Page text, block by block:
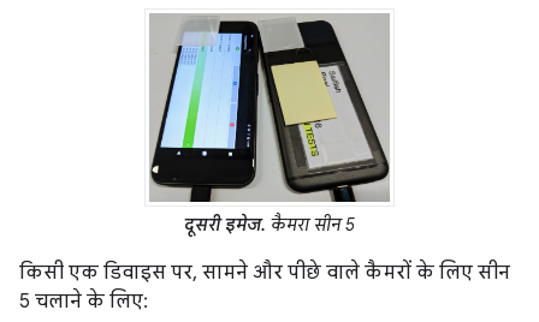
दूसरी इमेज. कैमरा सीन 5
किसी एक डिवाइस पर, सामने और पीछे वाले कैमरों के लिए सीन
5 चलाने के लिए: